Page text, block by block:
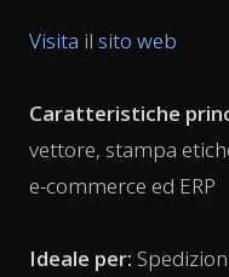
Visita il sito web
Caratteristiche
vettore, stampa
e-commerce ed ERP
Ideale per: